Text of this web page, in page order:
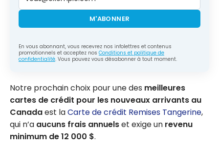
M'ABONNER
En vous abonnant, vous recevrez nos infolettres et contenus
promotionnels et acceptez nos Conditions et politique de
confidentialité. Vous pouvez vous désabonner à tout moment.
Notre prochain choix pour une des meilleures
cartes de crédit pour les nouveaux arrivants au
Canadaest laCarte de crédit Remises Tangerine,
qui n’a aucuns frais annuelset exige un revenu
minimum de 12 000 $.